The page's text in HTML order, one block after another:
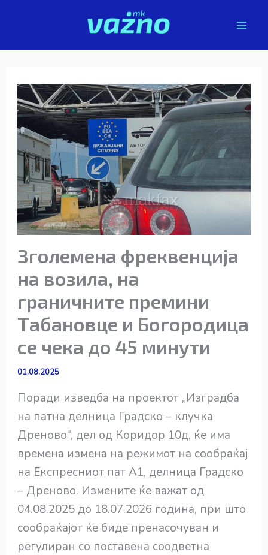
Зголемена фреквенција
на возила, на
граничните премини
Табановце и Богородица
се чека до 45 минути
01.08.2025
Поради изведба на проектот „Изградба
на патна делница Градско – клучка
Дреново“, дел од Коридор 10д, ќе има
временa изменa на режимот на сообраќај
на Експресниот пат А1, делница Градско
– Дреново. Измените ќе важат од
04.08.2025 до 18.07.2026 година, при што
сообраќајот ќе биде пренасочуван и
регулиран со поставена соодветна